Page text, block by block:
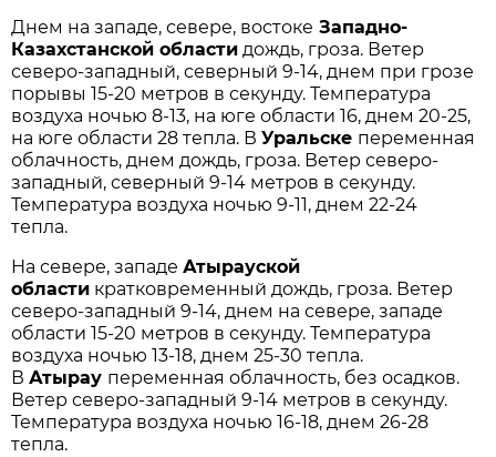
Днем на западе, севере, востоке Западно-
Казахстанской области дождь, гроза. Ветер
северо-западный, северный 9-14, днем при грозе
порывы 15-20 метров в секунду. Температура
воздуха ночью 8-13, на юге области 16, днем 20-25,
на юге области 28 тепла. ВУральске переменная
облачность, днем дождь, гроза. Ветер северо-
западный, северный 9-14 метров в секунду.
Температура воздуха ночью 9-11, днем 22-24
тепла.
На севере, западеАтырауской
области кратковременный дождь, гроза. Ветер
северо-западный 9-14, днем на севере, западе
области 15-20 метров в секунду. Температура
воздуха ночью 13-18, днем 25-30 тепла.
ВАтырау переменная облачность, без осадков.
Ветер северо-западный 9-14 метров в секунду.
Температура воздуха ночью 16-18, днем 26-28
тепла.